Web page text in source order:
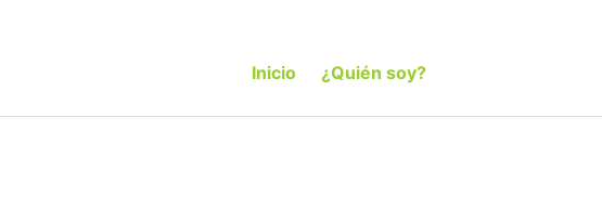
Inicio ¿Quién soy?